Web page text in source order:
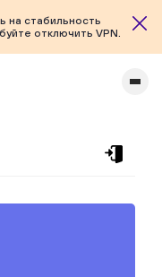
на стабильность
отключить VPN.